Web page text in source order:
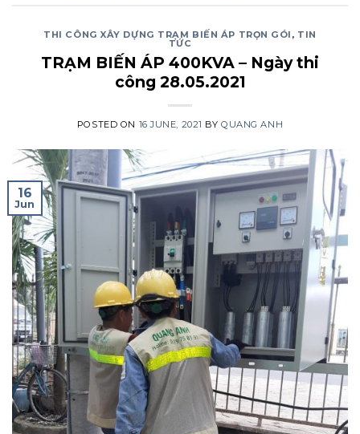
THI CÔNG XÂY DỰNG TRẠM BIẾN ÁP TRỌN GÓI , TIN
TỨC
TRẠM BIẾN ÁP 400KVA – Ngày thi
công 28.05.2021
POSTED ON 16 JUNE, 2021 BYQUANG ANH
16
Jun